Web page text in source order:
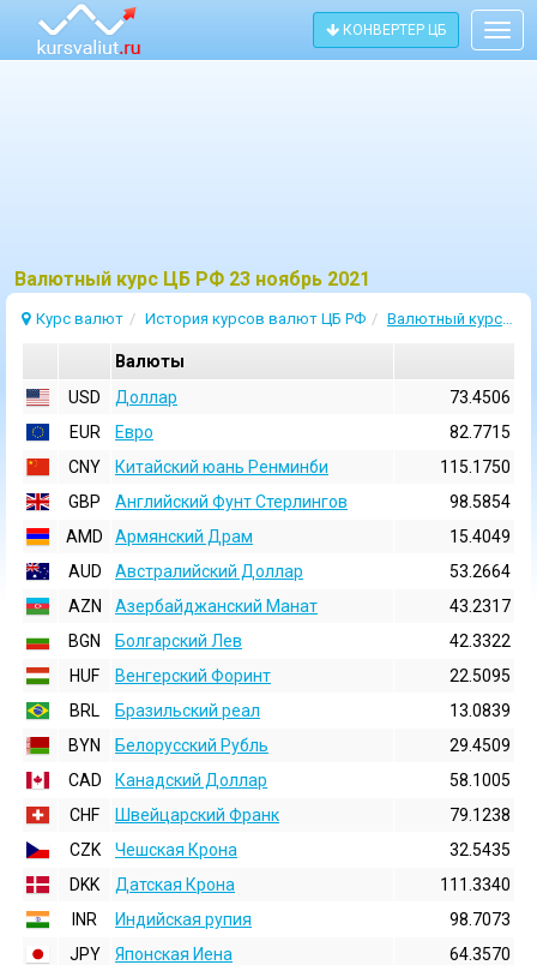
КОНВЕРТЕР ЦБ
Bалютный курс ЦБ РФ 23 ноябрь 2021
Курс валют История курсов валют ЦБ РФ Валютный курс 23 Ноябрь 2021
Валюты
USD
Доллар
73.4506
EUR
Евро
82.7715
CNY
Китайский юань Ренминби
115.1750
GBP
Английский Фунт Стерлингов
98.5854
AMD
Армянский Драм
15.4049
AUD
Австралийский Доллар
53.2664
AZN
Азербайджанский Манат
43.2317
BGN
Болгарский Лев
42.3322
HUF
Венгерский Форинт
22.5095
BRL
Бразильский реал
13.0839
BYN
Белорусский Рубль
29.4509
CAD
Канадский Доллар
58.1005
CHF
Швейцарский Франк
79.1238
CZK
Чешская Крона
32.5435
DKK
Датская Крона
111.3340
INR
Индийская pупия
98.7073
JPY
Японская Иена
64.3570